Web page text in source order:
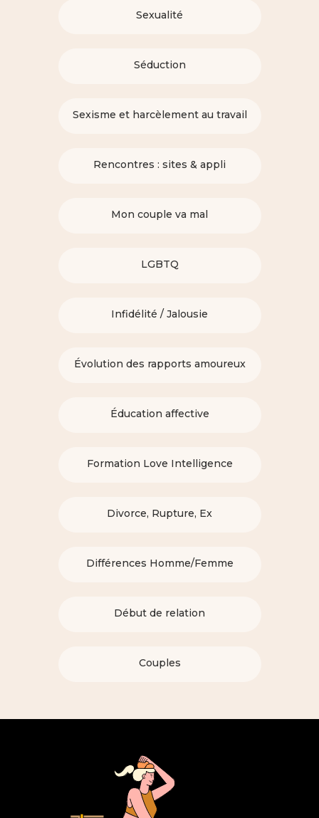
Sexualité
Séduction
Sexisme et harcèlement au travail
Rencontres : sites & appli
Mon couple va mal
LGBTQ
Infidélité / Jalousie
Évolution des rapports amoureux
Éducation affective
Formation Love Intelligence
Divorce, Rupture, Ex
Différences Homme/Femme
Début de relation
Couples